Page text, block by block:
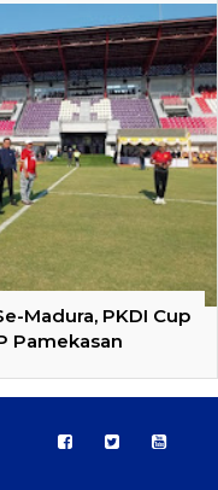
Madura, PKDI Cup
Pamekasan